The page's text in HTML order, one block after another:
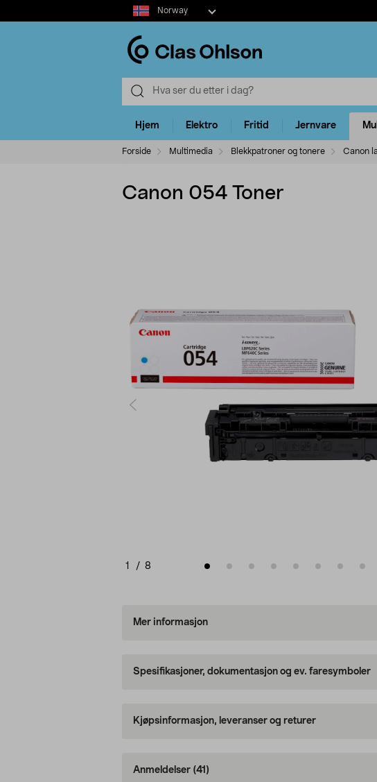
Select
market
Norway
Hjem Elektro Fritid Jernvare
Forside Multimedia Blekkpatroner og tonere Canon
Canon 054 Toner
1 / 8
Mer informasjon
Spesifikasjoner, dokumentasjon og ev. faresymboler
Kjøpsinformasjon, leveranser og returer
Anmeldelser (41)